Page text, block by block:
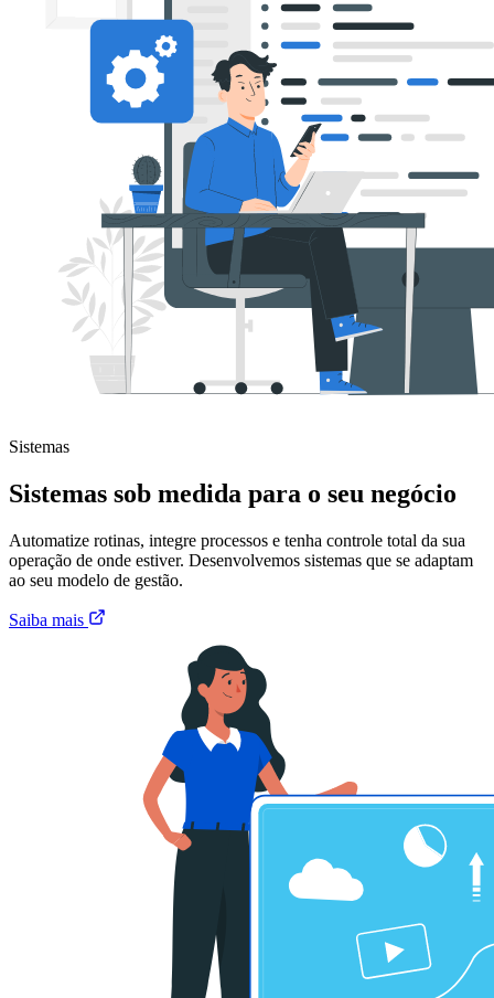
Sistemas
Sistemas sob medida para o seu negócio
Automatize rotinas, integre processos e tenha controle total da sua
operação de onde estiver. Desenvolvemos sistemas que se adaptam
ao seu modelo de gestão.
Saiba mais